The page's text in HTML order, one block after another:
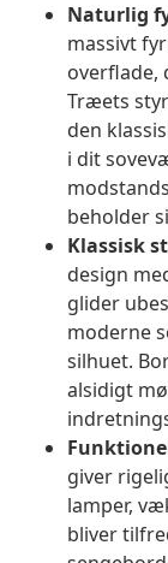
Naturlig
massivt
overflade,
Træets
den
i dit
beholder
Klassisk
design
glider
moderne
silhuet.
alsidigt
giver
lamper,
bliver